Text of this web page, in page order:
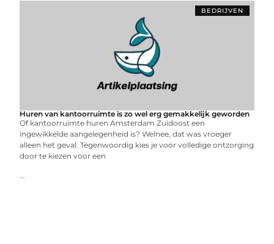
BEDRIJVEN
Huren van kantoorruimte is zo wel erg gemakkelijk geworden
Of kantoorruimte huren Amsterdam Zuidoost een
ingewikkelde aangelegenheid is? Welnee, dat was vroeger
alleen het geval. Tegenwoordig kies je voor volledige ontzorging
door te kiezen voor een
...